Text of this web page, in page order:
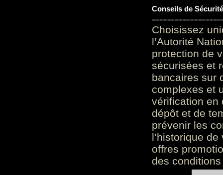
Conseils de
Choisissez
l’Autorité
protection de
sécurisées et
bancaires sur
complexes et
vérification en
dépôt et de
prévenir les
l’historique
offres
des